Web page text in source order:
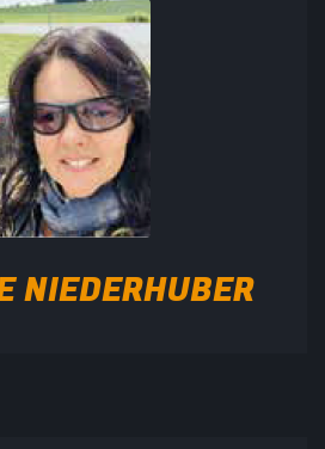
NIEDERHUBER